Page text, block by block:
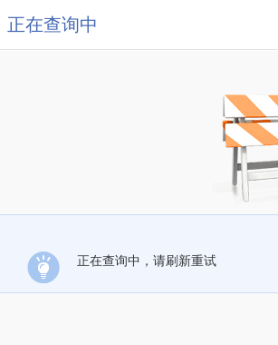
正在查询中
正在查询中，请刷新重试